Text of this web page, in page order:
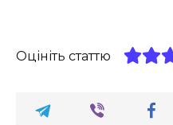
Оцініть статтю